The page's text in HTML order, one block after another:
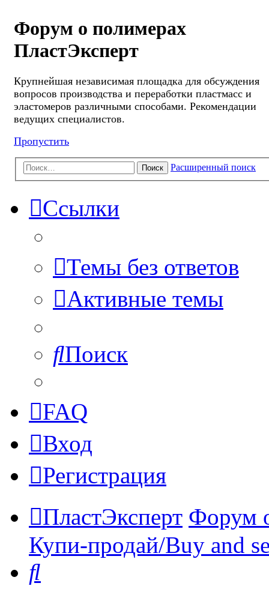
Форум о полимерах
ПластЭксперт
Крупнейшая независимая площадка для обсуждения
вопросов производства и переработки пластмасс и
эластомеров различными способами. Рекомендации
ведущих специалистов.
Пропустить
Поиск Расширенный поиск
Ссылки
Темы без ответов
Активные темы
Поиск
FAQ
Вход
Регистрация
ПластЭксперт Форум
Купи-продай/Buy and